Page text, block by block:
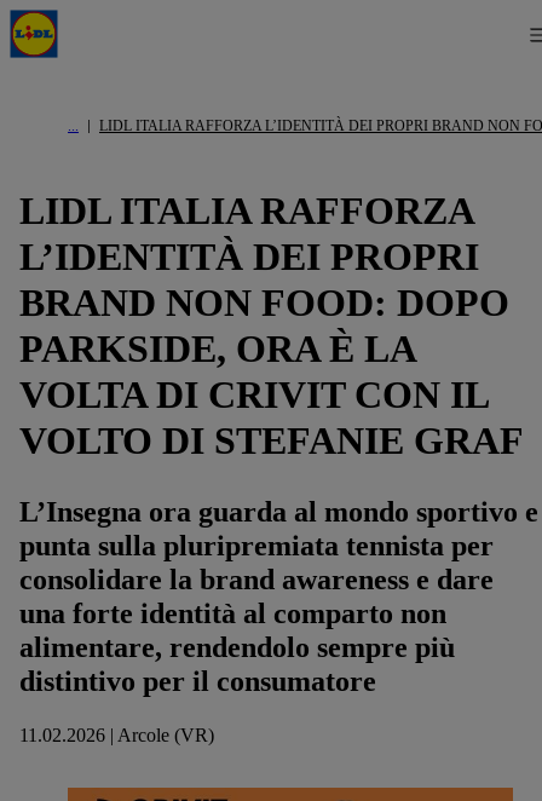
LIDL ITALIA RAFFORZA L’IDENTITÀ DEI PROPRI BRAND NON
LIDL ITALIA RAFFORZA
L’IDENTITÀ DEI PROPRI
BRAND NON FOOD: DOPO
PARKSIDE, ORA È LA
VOLTA DI CRIVIT CON IL
VOLTO DI STEFANIE GRAF
L’Insegna ora guarda al mondo sportivo e
punta sulla pluripremiata tennista per
consolidare la brand awareness e dare
una forte identità al comparto non
alimentare, rendendolo sempre più
distintivo per il consumatore
11.02.2026 | Arcole (VR)